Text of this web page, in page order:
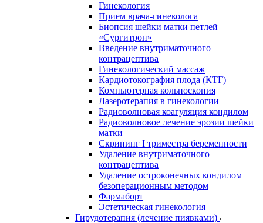
Гинекология
Прием врача-гинеколога
Биопсия шейки матки петлей
«Сургитрон»
Введение внутриматочного
контрацептива
Гинекологический массаж
Кардиотокография плода (КТГ)
Компьютерная кольпоскопия
Лазеротерапия в гинекологии
Радиоволновая коагуляция кондилом
Радиоволновое лечение эрозии шейки
матки
Скрининг I триместра беременности
Удаление внутриматочного
контрацептива
Удаление остроконечных кондилом
безоперационным методом
Фармаборт
Эстетическая гинекология
Гирудотерапия (лечение пиявками)